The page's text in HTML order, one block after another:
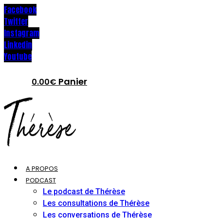
Facebook
Twitter
Instagram
Linkedin
Youtube
0.00€ Panier
A PROPOS
PODCAST
Le podcast de Thérèse
Les consultations de Thérèse
Les conversations de Thérèse